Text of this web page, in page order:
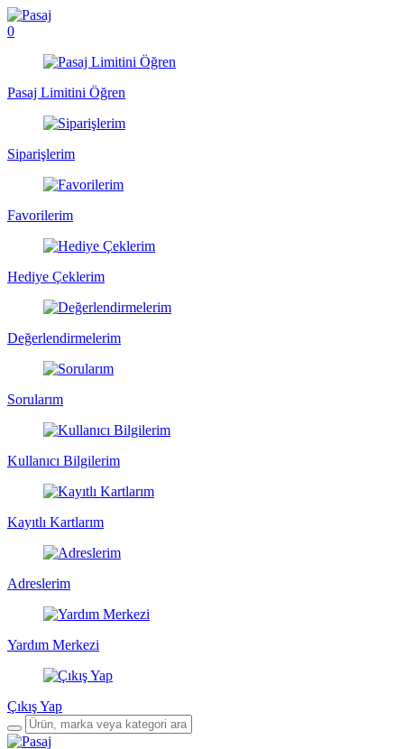
0
Pasaj Limitini Öğren
Siparişlerim
Favorilerim
Hediye Çeklerim
Değerlendirmelerim
Sorularım
Kullanıcı Bilgilerim
Kayıtlı Kartlarım
Adreslerim
Yardım Merkezi
Çıkış Yap